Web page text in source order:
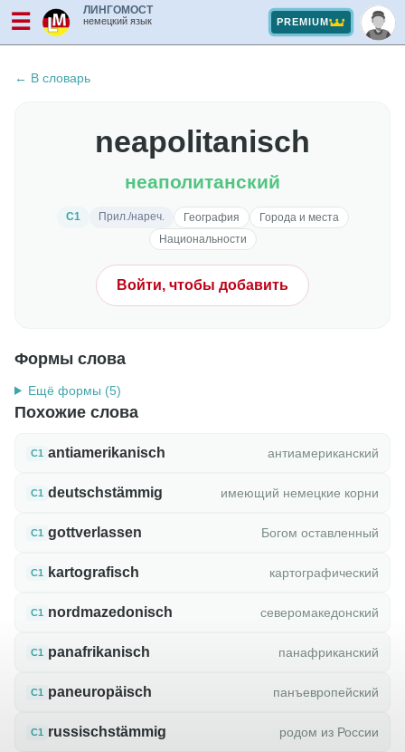
☰ ЛИНГОМОСТ
немецкий язык PREMIUM
← В словарь
neapolitanisch
неаполитанский
C1 Прил./нареч. География
Города и места
Национальности
Войти, чтобы добавить
Формы слова
Ещё формы (5)
Похожие слова
C1 antiamerikanisch антиамериканский
C1 deutschstämmig имеющий немецкие корни
C1 gottverlassen Богом оставленный
C1 kartografisch картографический
C1 nordmazedonisch северомакедонский
C1 panafrikanisch панафриканский
C1 paneuropäisch панъевропейский
C1 russischstämmig родом из России